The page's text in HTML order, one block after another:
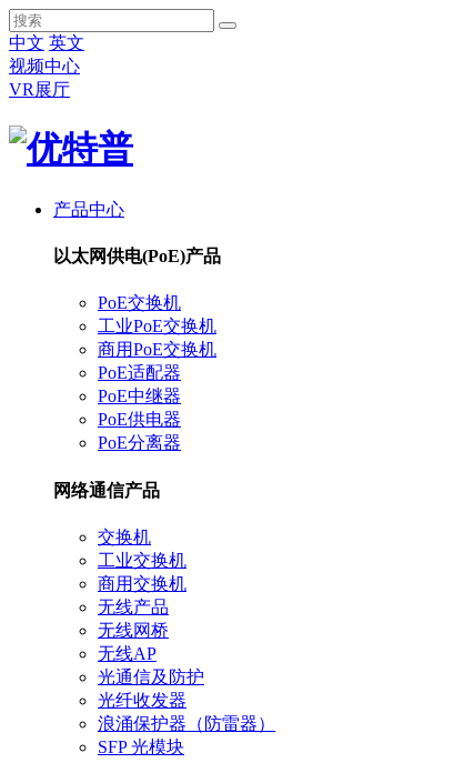
中文 英文
视频中心
VR展厅
产品中心
以太网供电(PoE)产品
PoE交换机
工业PoE交换机
商用PoE交换机
PoE适配器
PoE中继器
PoE供电器
PoE分离器
网络通信产品
交换机
工业交换机
商用交换机
无线产品
无线网桥
无线AP
光通信及防护
光纤收发器
浪涌保护器（防雷器）
SFP 光模块